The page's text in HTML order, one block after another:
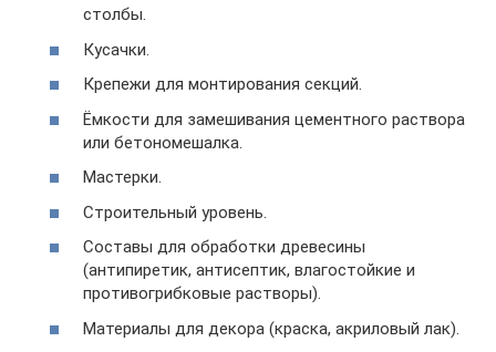
столбы.
Кусачки.
Крепежи для монтирования секций.
Ёмкости для замешивания цементного раствора
или бетономешалка.
Мастерки.
Строительный уровень.
Составы для обработки древесины
(антипиретик, антисептик, влагостойкие и
противогрибковые растворы).
Материалы для декора (краска, акриловый лак).